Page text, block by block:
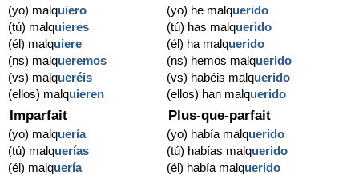
(yo) malquiero
(tú) malquieres
(él) malquiere
(ns) malqueremos
(vs) malqueréis
(ellos) malquieren
(yo) he malquerido
(tú) has malquerido
(él) ha malquerido
(ns) hemos malquerido
(vs) habéis malquerido
(ellos) han malquerido
Imparfait
(yo) malquería
(tú) malquerías
(él) malquería
Plus-que-parfait
(yo) había malquerido
(tú) habías malquerido
(él) había malquerido